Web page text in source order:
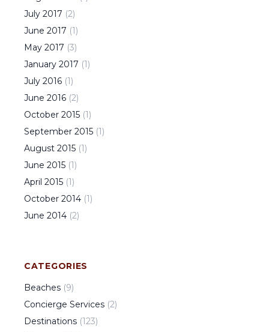
July 2017 (2)
June 2017 (1)
May 2017 (3)
January 2017 (1)
July 2016 (1)
June 2016 (2)
October 2015 (1)
September 2015 (1)
August 2015 (1)
June 2015 (1)
April 2015 (1)
October 2014 (1)
June 2014 (2)
CATEGORIES
Beaches (9)
Concierge Services (2)
Destinations (123)